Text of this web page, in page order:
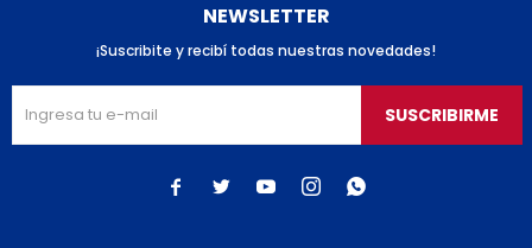
NEWSLETTER
¡Suscribite y recibí todas nuestras novedades!
SUSCRIBIRME
    